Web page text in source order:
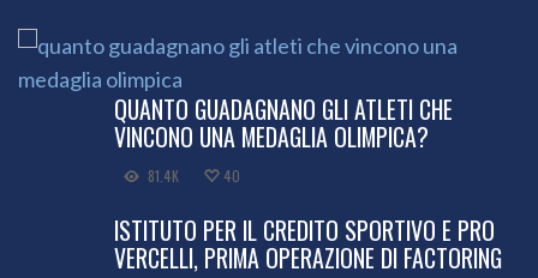
QUANTO GUADAGNANO GLI ATLETI CHE
VINCONO UNA MEDAGLIA OLIMPICA?
81.4K 40
ISTITUTO PER IL CREDITO SPORTIVO E PRO
VERCELLI, PRIMA OPERAZIONE DI FACTORING